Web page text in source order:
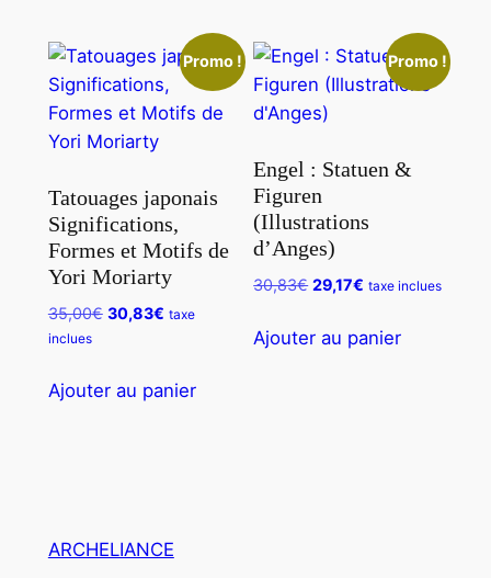
Promo !
Tatouages japonais
Significations,
Formes et Motifs de
Yori Moriarty
35,00€ Le
était :
30,83€Le
est :
taxe
inclues
Ajouter au panier
Promo !
Engel : Statuen &
Figuren
(Illustrations
d’Anges)
30,83€ Le
initial
29,17€ Le
actuel
taxe inclues
Ajouter au panier
ARCHELIANCE